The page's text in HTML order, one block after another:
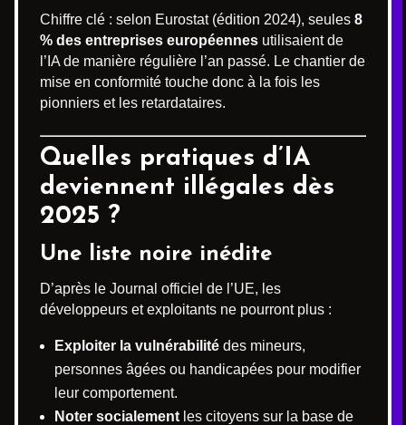
Chiffre clé : selon Eurostat (édition 2024), seules 8
% des entreprises européennes utilisaient de
l’IA de manière régulière l’an passé. Le chantier de
mise en conformité touche donc à la fois les
pionniers et les retardataires.
Quelles pratiques d’IA
deviennent illégales dès
2025 ?
Une liste noire inédite
D’après le Journal officiel de l’UE, les
développeurs et exploitants ne pourront plus :
Exploiter la vulnérabilité des mineurs,
personnes âgées ou handicapées pour modifier
leur comportement.
Noter socialement les citoyens sur la base de